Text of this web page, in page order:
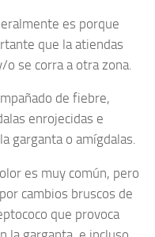
es porque
que la atiendas
se corra a otra zona.
de fiebre,
enrojecidas e
garganta o amígdalas.
es muy común, pero
cambios bruscos de
que provoca